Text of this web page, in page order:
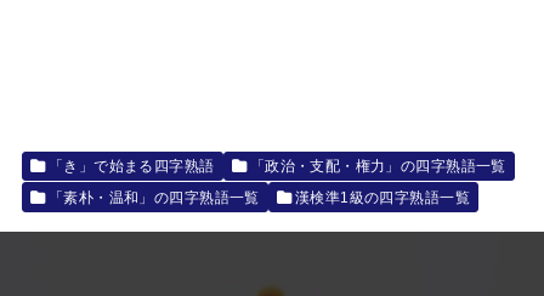
「き」で始まる四字熟語
「政治・支配・権力」の四字熟語一覧
「素朴・温和」の四字熟語一覧
漢検準1級の四字熟語一覧